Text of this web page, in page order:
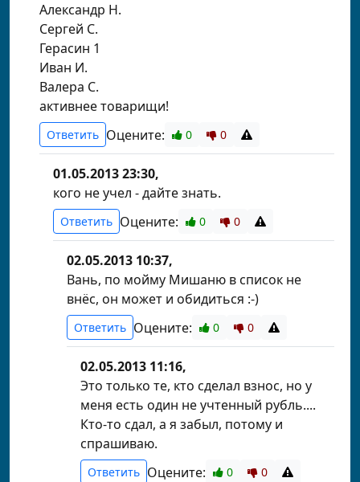
Александр Н.
Сергей С.
Герасин 1
Иван И.
Валера С.
активнее товарищи!
Ответить Оцените: 0 0
01.05.2013 23:30,
кого не учел - дайте знать.
Ответить Оцените: 0 0
02.05.2013 10:37,
Вань, по мойму Мишаню в список не
внёс, он может и обидиться :-)
Ответить Оцените: 0 0
02.05.2013 11:16,
Это только те, кто сделал взнос, но у
меня есть один не учтенный рубль....
Кто-то сдал, а я забыл, потому и
спрашиваю.
Ответить Оцените: 0 0